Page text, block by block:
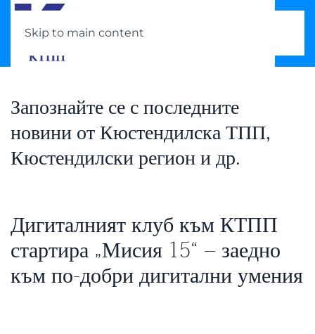
Skip to main content
Запознайте се с последните
новини от Кюстендилска ТПП,
Кюстендилски регион и др.
Дигиталният клуб към КТПП
стартира „Мисия 15“ – заедно
към по-добри дигитални умения